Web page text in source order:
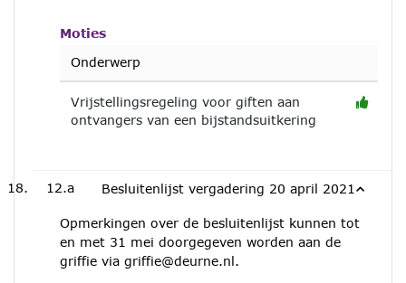
Moties
Onderwerp
Vrijstellingsregeling voor giften aan
ontvangers van een bijstandsuitkering
12.a Besluitenlijst vergadering 20 april 2021
Opmerkingen over de besluitenlijst kunnen tot
en met 31 mei doorgegeven worden aan de
griffie via griffie@deurne.nl.